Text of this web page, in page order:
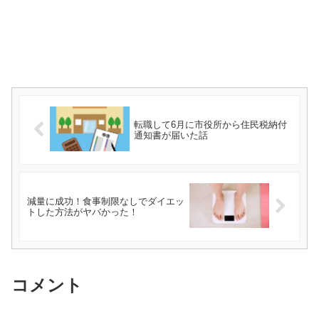
転職して6月に市役所から住民税納付
通知書が届いた話
減量に成功！食事制限なしでダイエッ
トした方法がヤバかった！
コメント